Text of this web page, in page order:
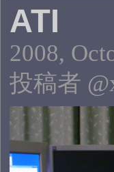
ATI
2008,
投稿者